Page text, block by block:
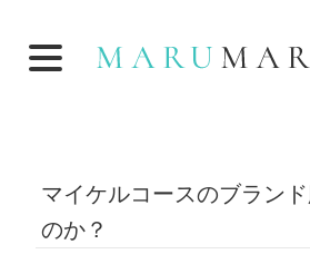
マイケルコースのブラン
のか？